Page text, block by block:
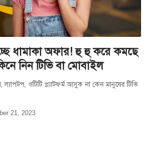
ধামাকা অফার! হু হু করে কমছে
নিন টিভি বা মোবাইল
ওটিটি প্ল্যাটফর্ম আসুক না কেন মানুষের টিভি
21, 2023